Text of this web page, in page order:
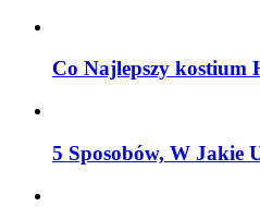
Co Najlepszy kostium
5 Sposobów, W Jakie